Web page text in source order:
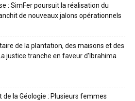
: SimFer poursuit la réalisation du
de nouveaux jalons opérationnels
de la plantation, des maisons et des
justice tranche en faveur d’Ibrahima
de la Géologie : Plusieurs femmes